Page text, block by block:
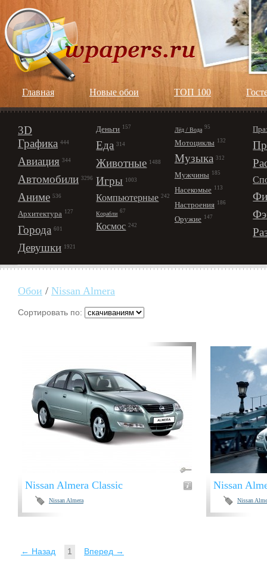
Главная Новые обои ТОП 100
3D
Графика 444
Авиация 344
Автомобили 3296
Аниме 536
Архитектура 127
Города 601
Девушки 1921
Деньги 157
Еда 314
Животные 1488
Игры 1003
Компьютерные 242
Корабли 67
Космос 242
Лёд / Вода 95
Мотоциклы 132
Музыка 312
Мужчины 185
Насекомые 113
Настроения 186
Оружие 147
Обои / Nissan Almera
Сортировать по:
Nissan Almera Classic
Nissan Almera
Nissan
Nissan
← Назад 1 Вперед →